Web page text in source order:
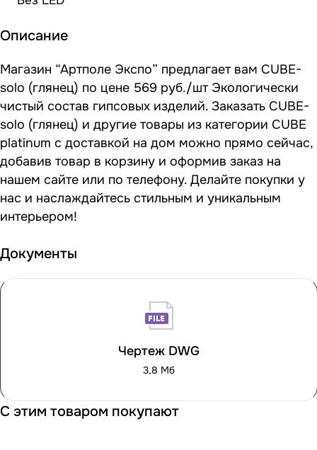
Описание
Магазин “Артполе Экспо” предлагает вам CUBE-
solo (глянец) по цене 569 руб./шт Экологически
чистый состав гипсовых изделий. Заказать CUBE-
solo (глянец) и другие товары из категории CUBE
platinum с доставкой на дом можно прямо сейчас,
добавив товар в корзину и оформив заказ на
нашем сайте или по телефону. Делайте покупки у
нас и наслаждайтесь стильным и уникальным
интерьером!
Документы
Чертеж DWG
3,8 Мб
С этим товаром покупают